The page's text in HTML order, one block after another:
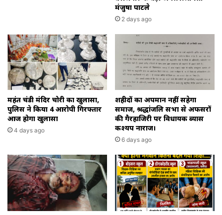
मंजुषा पाटले
2 days ago
महंत चंडी मंदिर चोरी का खुलासा,
पुलिस ने किया 4 आरोपी गिरफ्तार
आज होगा खुलासा
4 days ago
शहीदों का अपमान नहीं सहेगा
समाज, श्रद्धांजलि सभा से अफसरों
की गैरहाजिरी पर विधायक ब्यास
कश्यप नाराज।
6 days ago